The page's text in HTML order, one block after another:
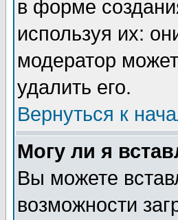
в форме
используя их:
модератор
удалить его.
Вернуться к
Могу ли я
Вы можете
возможности